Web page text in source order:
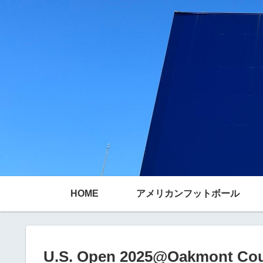
HOME アメリカンフットボール
U.S. Open 2025@Oakmont